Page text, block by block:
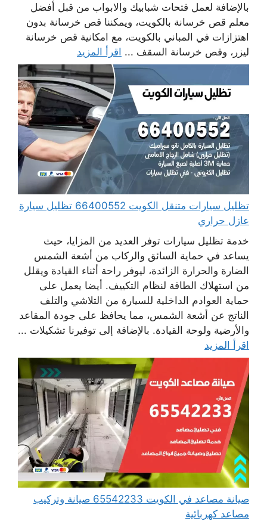
بالإضافة لعمل فتحات شبابيك والابواب من قبل أفضل
معلم قص خرسانة بالكويت، ويمكننا قص خرسانة بدون
اهتزازات في المباني بالكويت، مع امكانية قص خرسانة
ليزر، وقص خرسانة السقف ... اقرأ المزيد
تظليل سيارات متنقل الكويت 66400552 تظليل سيارة
عازل حراري
خدمة تظليل سيارات توفر العديد من المزايا، حيث
يساعد في حماية السائق والركاب من أشعة الشمس
الضارة والحرارة الزائدة، ليوفر راحة أثناء القيادة ويقلل
من استهلاك الطاقة لنظام التكييف. أيضا يعمل على
حماية العوادم الداخلية للسيارة من التلاشي والتلف
الناتج عن أشعة الشمس، مما يحافظ على جودة المقاعد
والأرضية ولوحة القيادة. بالإضافة إلى توفيرنا تشكيلات ...
اقرأ المزيد
صيانة مصاعد في الكويت 65542233 صيانة وتركيب
مصاعد كهربائية